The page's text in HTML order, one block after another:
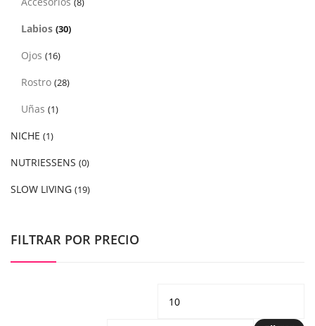
Labios (30)
Ojos (16)
Rostro (28)
Uñas (1)
NICHE (1)
NUTRIESSENS (0)
SLOW LIVING (19)
FILTRAR POR PRECIO
Precio